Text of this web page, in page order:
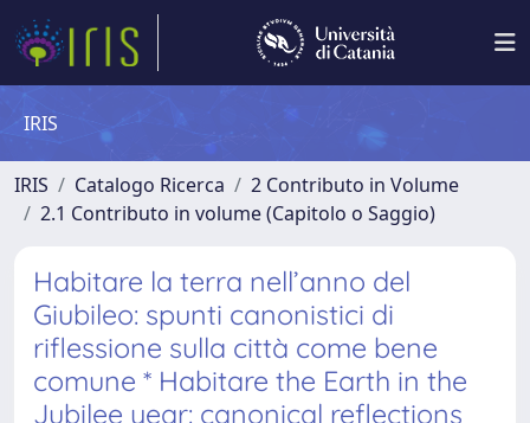
IRIS
IRIS Catalogo Ricerca
2 Contributo in Volume
2.1 Contributo in volume (Capitolo o Saggio)
Habitare la terra nell’anno del
Giubileo: spunti canonistici di
riflessione sulla città come bene
comune * Habitare the Earth in the
Jubilee year: canonical reflections